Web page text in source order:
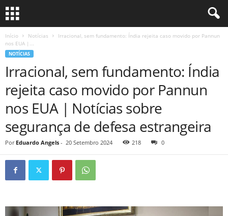
Início Notícias
Irracional, sem fundamento: Índia rejeita caso movido por Pannun
nos EUA |...
NOTÍCIAS
Irracional, sem fundamento: Índia
rejeita caso movido por Pannun
nos EUA | Notícias sobre
segurança de defesa estrangeira
Por Eduardo Angels - 20 Setembro 2024 218 0